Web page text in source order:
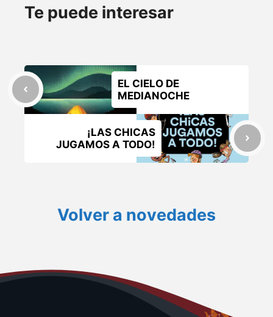
Te puede interesar
EL CIELO DE
MEDIANOCHE
¡LAS CHICAS
JUGAMOS A TODO!
Volver a novedades